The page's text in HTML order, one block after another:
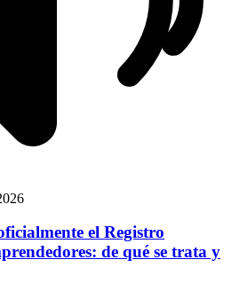
el Registro
de qué se trata y